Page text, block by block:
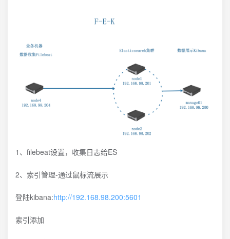
1、filebeat设置，收集日志给ES
2、索引管理-通过鼠标流展示
登陆kibana:http://192.168.98.200:5601
索引添加